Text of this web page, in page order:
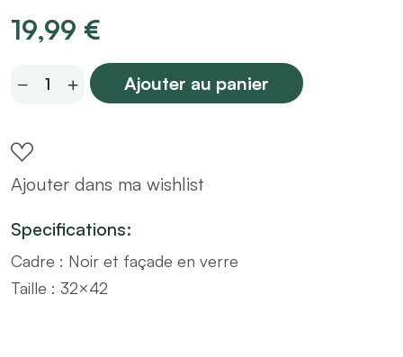
19,99 €
Tableau
cadre
noir
Taille
32x42
quantity
Ajouter au panier
Ajouter dans ma wishlist
Specifications:
Cadre : Noir et façade en verre
Taille : 32×42